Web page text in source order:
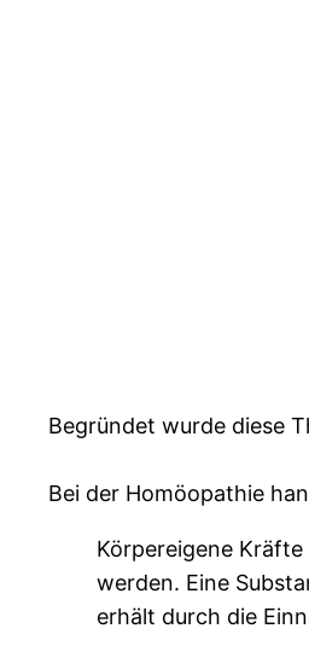
Begründet wurde diese
Bei der Homöopathie
Körpereigene
werden. Eine
erhält durch die